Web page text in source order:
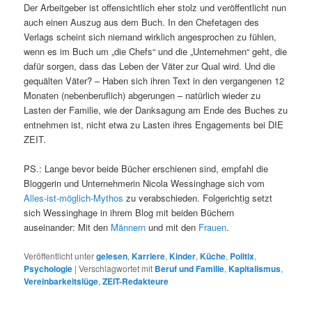
Der Arbeitgeber ist offensichtlich eher stolz und veröffentlicht nun
auch einen Auszug aus dem Buch. In den Chefetagen des
Verlags scheint sich niemand wirklich angesprochen zu fühlen,
wenn es im Buch um „die Chefs“ und die „Unternehmen“ geht, die
dafür sorgen, dass das Leben der Väter zur Qual wird. Und die
gequälten Väter? – Haben sich ihren Text in den vergangenen 12
Monaten (nebenberuflich) abgerungen – natürlich wieder zu
Lasten der Familie, wie der Danksagung am Ende des Buches zu
entnehmen ist, nicht etwa zu Lasten ihres Engagements bei DIE
ZEIT.
PS.: Lange bevor beide Bücher erschienen sind, empfahl die
Bloggerin und Unternehmerin Nicola Wessinghage sich vom
Alles-ist-möglich-Mythos zu verabschieden. Folgerichtig setzt
sich Wessinghage in ihrem Blog mit beiden Büchern
auseinander: Mit den Männern und mit den Frauen.
Veröffentlicht untergelesen,Karriere,Kinder,Küche, Politix,
Psychologie |Verschlagwortet mit Beruf und Familie,Kapitalismus,
Vereinbarkeitslüge,ZEIT-Redakteure